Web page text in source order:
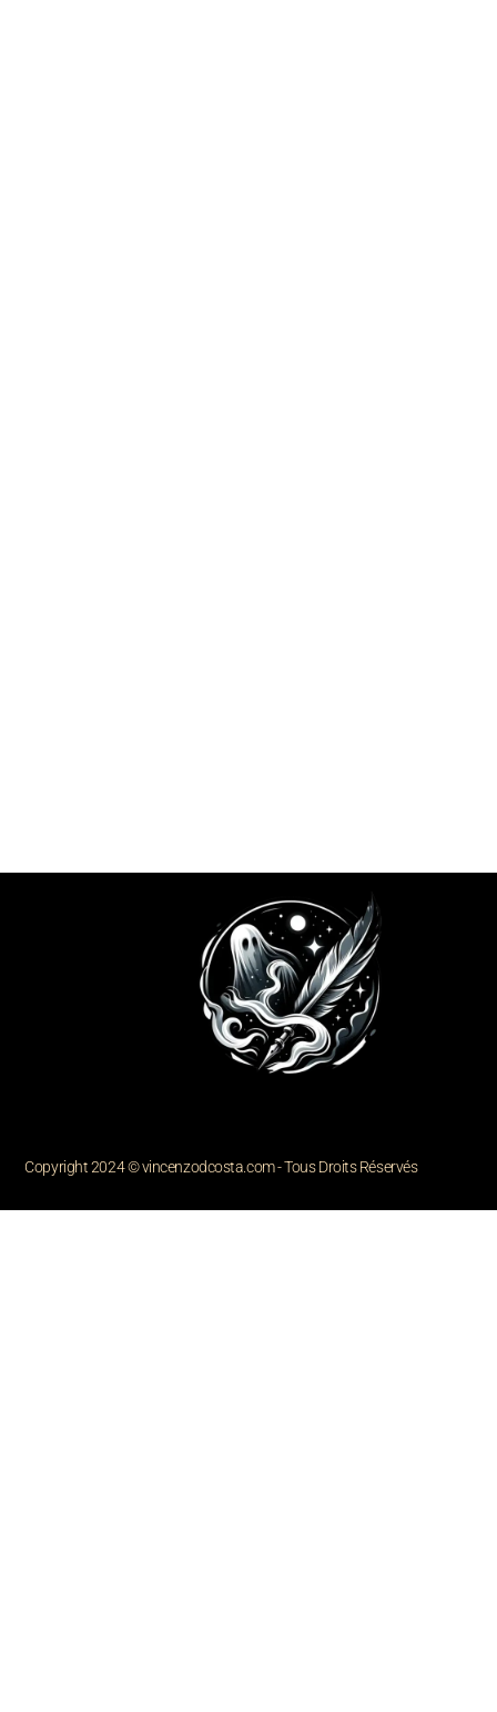
Copyright 2024 © vincenzodcosta.com - Tous Droits Réservés